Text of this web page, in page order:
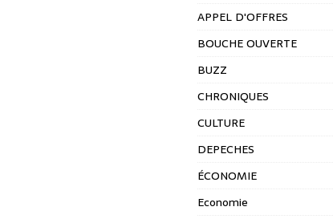
APPEL D'OFFRES
BOUCHE OUVERTE
BUZZ
CHRONIQUES
CULTURE
DEPECHES
ÉCONOMIE
Economie